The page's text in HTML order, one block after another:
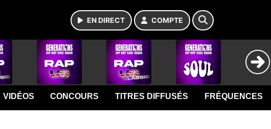
EN DIRECT COMPTE
VIDÉOS CONCOURS TITRES DIFFUSÉS FRÉQUENCES